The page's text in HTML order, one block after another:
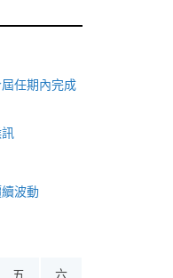
任期內完成
波動
五 六